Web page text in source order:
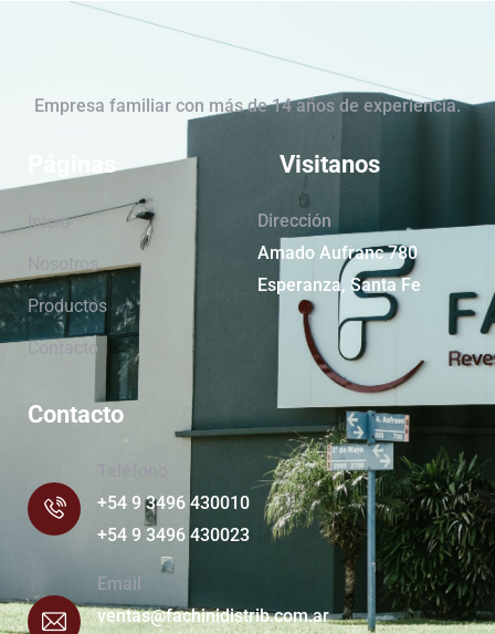
Empresa familiar con más de 14 años de experiencia.
Páginas
Inicio
Nosotros
Productos
Contacto
Visitanos
Dirección
Amado Aufranc 780
Esperanza, Santa Fe
Contacto
+54 9 3496 430010
+54 9 3496 430023
Email
ventas@fachinidistrib.com.ar